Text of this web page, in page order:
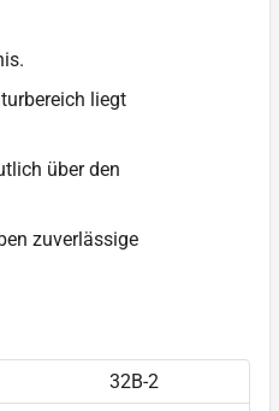
liegt
über den
zuverlässige
32B-2